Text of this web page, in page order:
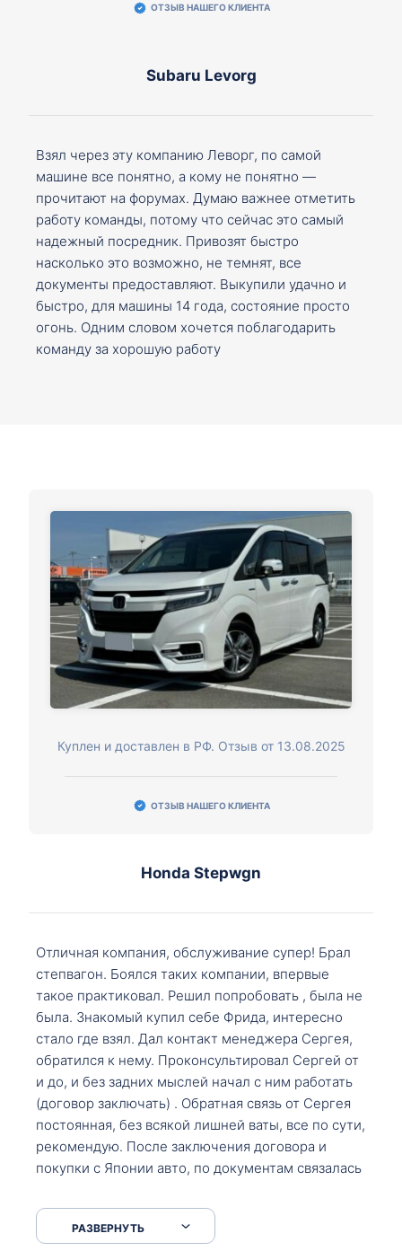
ОТЗЫВ НАШЕГО КЛИЕНТА
Subaru Levorg
Взял через эту компанию Леворг, по самой
машине все понятно, а кому не понятно —
прочитают на форумах. Думаю важнее отметить
работу команды, потому что сейчас это самый
надежный посредник. Привозят быстро
насколько это возможно, не темнят, все
документы предоставляют. Выкупили удачно и
быстро, для машины 14 года, состояние просто
огонь. Одним словом хочется поблагодарить
команду за хорошую работу
Куплен и доставлен в РФ. Отзыв от 13.08.2025
ОТЗЫВ НАШЕГО КЛИЕНТА
Honda Stepwgn
Отличная компания, обслуживание супер! Брал
степвагон. Боялся таких компании, впервые
такое практиковал. Решил попробовать , была не
была. Знакомый купил себе Фрида, интересно
стало где взял. Дал контакт менеджера Сергея,
обратился к нему. Проконсультировал Сергей от
и до, и без задних мыслей начал с ним работать
(договор заключать) . Обратная связь от Сергея
постоянная, без всякой лишней ваты, все по сути,
рекомендую. После заключения договора и
покупки с Японии авто, по документам связалась
что заполнить, куда зайти, образцы и т.д. После
приехал за авто. Меня тепло встретили Сергей с
РАЗВЕРНУТЬ